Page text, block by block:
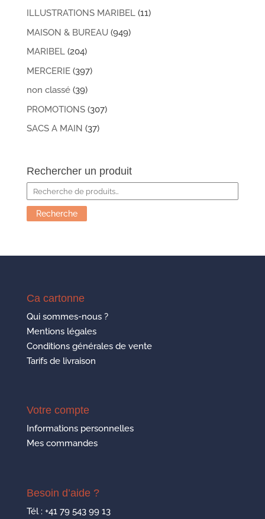
ILLUSTRATIONS MARIBEL (11)
MAISON & BUREAU (949)
MARIBEL (204)
MERCERIE (397)
non classé (39)
PROMOTIONS (307)
SACS A MAIN (37)
Rechercher un produit
Recherche
pour :
Recherche
Ca cartonne
Qui sommes-nous ?
Mentions légales
Conditions générales de vente
Tarifs de livraison
Votre compte
Informations personnelles
Mes commandes
Besoin d’aide ?
Tél : +41 79 543 99 13